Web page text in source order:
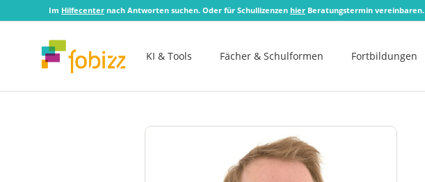
Im Hilfecenter nach Antworten suchen. Oder für Schullizenzen hier Beratungstermin vereinbaren.
KI & Tools Fächer & Schulformen Fortbildungen